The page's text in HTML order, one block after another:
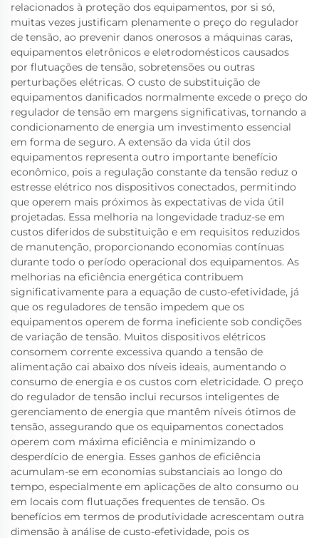
relacionados à proteção dos equipamentos, por si só,
muitas vezes justificam plenamente o preço do regulador
de tensão, ao prevenir danos onerosos a máquinas caras,
equipamentos eletrônicos e eletrodomésticos causados
por flutuações de tensão, sobretensões ou outras
perturbações elétricas. O custo de substituição de
equipamentos danificados normalmente excede o preço do
regulador de tensão em margens significativas, tornando a
condicionamento de energia um investimento essencial
em forma de seguro. A extensão da vida útil dos
equipamentos representa outro importante benefício
econômico, pois a regulação constante da tensão reduz o
estresse elétrico nos dispositivos conectados, permitindo
que operem mais próximos às expectativas de vida útil
projetadas. Essa melhoria na longevidade traduz-se em
custos diferidos de substituição e em requisitos reduzidos
de manutenção, proporcionando economias contínuas
durante todo o período operacional dos equipamentos. As
melhorias na eficiência energética contribuem
significativamente para a equação de custo-efetividade, já
que os reguladores de tensão impedem que os
equipamentos operem de forma ineficiente sob condições
de variação de tensão. Muitos dispositivos elétricos
consomem corrente excessiva quando a tensão de
alimentação cai abaixo dos níveis ideais, aumentando o
consumo de energia e os custos com eletricidade. O preço
do regulador de tensão inclui recursos inteligentes de
gerenciamento de energia que mantêm níveis ótimos de
tensão, assegurando que os equipamentos conectados
operem com máxima eficiência e minimizando o
desperdício de energia. Esses ganhos de eficiência
acumulam-se em economias substanciais ao longo do
tempo, especialmente em aplicações de alto consumo ou
em locais com flutuações frequentes de tensão. Os
benefícios em termos de produtividade acrescentam outra
dimensão à análise de custo-efetividade, pois os